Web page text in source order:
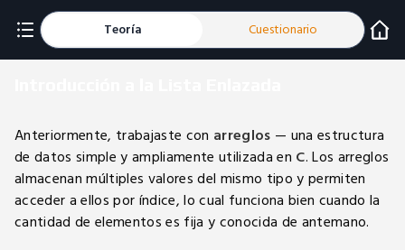
Teoría Cuestionario
Anteriormente, trabajaste con arreglos — una estructura
de datos simple y ampliamente utilizada en C. Los arreglos
almacenan múltiples valores del mismo tipo y permiten
acceder a ellos por índice, lo cual funciona bien cuando la
cantidad de elementos es fija y conocida de antemano.